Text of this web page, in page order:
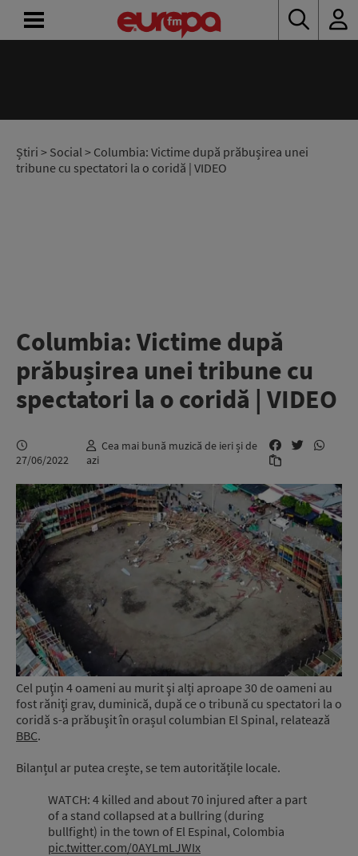
Știri > Social> Columbia: Victime după prăbușirea unei
tribune cu spectatori la o coridă | VIDEO
Columbia: Victime după
prăbușirea unei tribune cu
spectatori la o coridă | VIDEO
27/06/2022
Cea mai bună muzică de ieri și de
azi
Cel puţin 4 oameni au murit şi alți aproape 30 de oameni au
fost răniţi grav, duminică, după ce o tribună cu spectatori la o
coridă s-a prăbuşit în orașul columbian El Spinal, relatează
BBC.
Bilanțul ar putea crește, se tem autoritățile locale.
WATCH: 4 killed and about 70 injured after a part
of a stand collapsed at a bullring (during
bullfight) in the town of El Espinal, Colombia
pic.twitter.com/0AYLmLJWIx
RADIO